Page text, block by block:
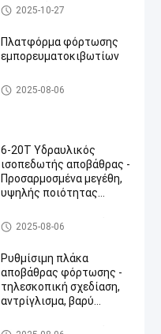
Υδραυλικός ισοπεδωτής απο
βάθρας
2025-10-27
Πλατφόρμα φόρτωσης
εμπορευματοκιβωτίων
Υδραυλικός ισοπεδωτής απο
βάθρας
2025-08-06
6-20T Υδραυλικός
ισοπεδωτής αποβάθρας -
Προσαρμοσμένα μεγέθη,
υψηλής ποιότητας
βελτιωμένη ασφάλεια και
βιομηχανικό εξοπλισμό
φόρτωσης
Επεξεργαστής αποθεμάτων
2025-08-06
Ρυθμίσιμη πλάκα
αποβάθρας φόρτωσης -
τηλεσκοπική σχεδίαση,
αντρίγλισμα, βαρύ
αποτελεσματικό
Επεξεργαστής αποθεμάτων